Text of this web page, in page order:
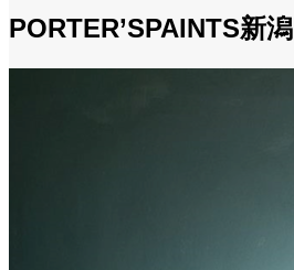
PORTER’SPAINTS新潟